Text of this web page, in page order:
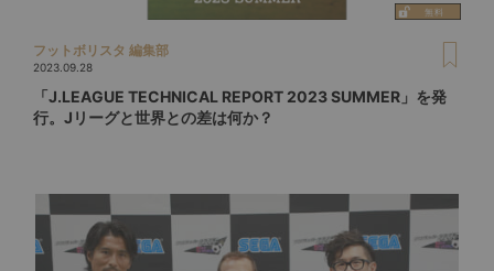
フットボリスタ 編集部
2023.09.28
「J.LEAGUE TECHNICAL REPORT 2023 SUMMER」を発
行。Jリーグと世界との差は何か？